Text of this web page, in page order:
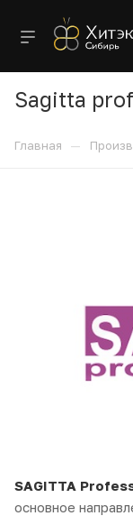
Sagitta
Главная —
SAGITTA
основное